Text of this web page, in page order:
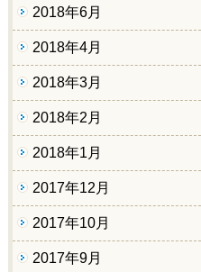
2018年6月
2018年4月
2018年3月
2018年2月
2018年1月
2017年12月
2017年10月
2017年9月